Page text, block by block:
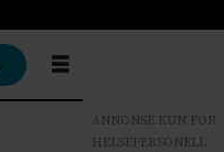
ANNONSE KUN FOR
HELSEPERSONELL